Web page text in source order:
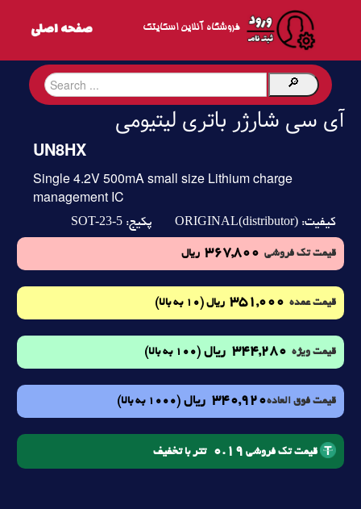
فروشگاه آنلاین اسکایتک
آی سی شارژر باتری لیتیومی
UN8HX
Single 4.2V 500mA small size Lithium charge
management IC
کیفیت: ORIGINAL(distributor) پکیج: SOT-23-5
قیمت تک فروشی 367,800 ریال
قیمت عمده 351,000 ریال (10 به بالا)
قیمت ویژه 344,280 ریال (100 به بالا)
قیمت فوق العاده340,920 ریال (1000 به بالا)
قیمت تک فروشی 0.19 تتر با تخفیف